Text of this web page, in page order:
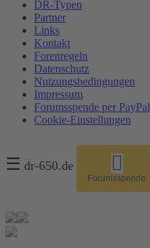
DR-Typen
Partner
Links
Kontakt
Forenregeln
Datenschutz
Nutzungsbedingungen
Impressum
Forumsspende per PayPal
Cookie-Einstellungen
☰ dr-650.de
Forumsspende